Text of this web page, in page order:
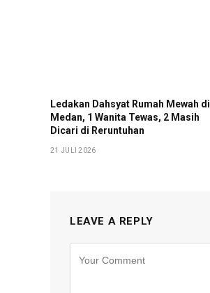
Ledakan Dahsyat Rumah Mewah di
Medan, 1 Wanita Tewas, 2 Masih
Dicari di Reruntuhan
21 JULI 2026
LEAVE A REPLY